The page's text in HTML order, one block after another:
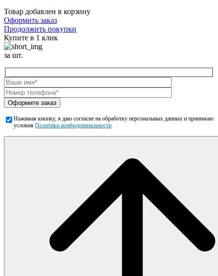
Товар добавлен в корзину
Оформить заказ
Продолжить покупки
Купите в 1 клик
за шт.
Оформите заказ
Нажимая кнопку, я даю согласие на обработку персональных данных и принимаю
условия Политики конфиденциальности